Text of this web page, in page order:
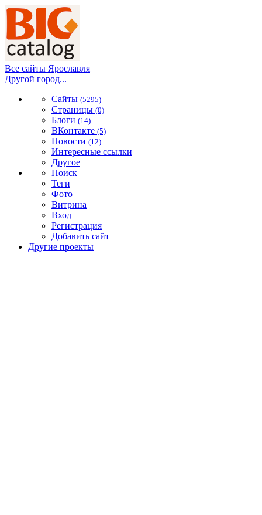
Все сайты Ярославля
Другой город...
Сайты (5295)
Страницы (0)
Блоги (14)
ВКонтакте (5)
Новости (12)
Интересные ссылки
Другое
Поиск
Теги
Фото
Витрина
Вход
Регистрация
Добавить сайт
Другие проекты